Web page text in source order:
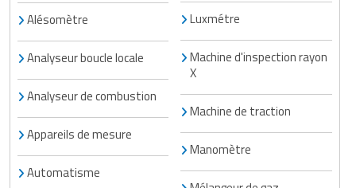
Tuyau galvanisé
Tuyau renforcé
Ventilateurs et aération d'atelier
Jeu gymnique
Loisirs
Matériel de fitness
Matériel de musculation
Vêtement sportif
Réchaud professionnel
Réfrigérateur professionnel
Restauration foraine
Robinetterie professionnelle
Rôtisserie professionnelle
Alésomètre
Analyseur boucle locale
Analyseur de combustion
Appareils de mesure
Automatisme
Luxmétre
Machine d'inspection rayon
X
Machine de traction
Manomètre